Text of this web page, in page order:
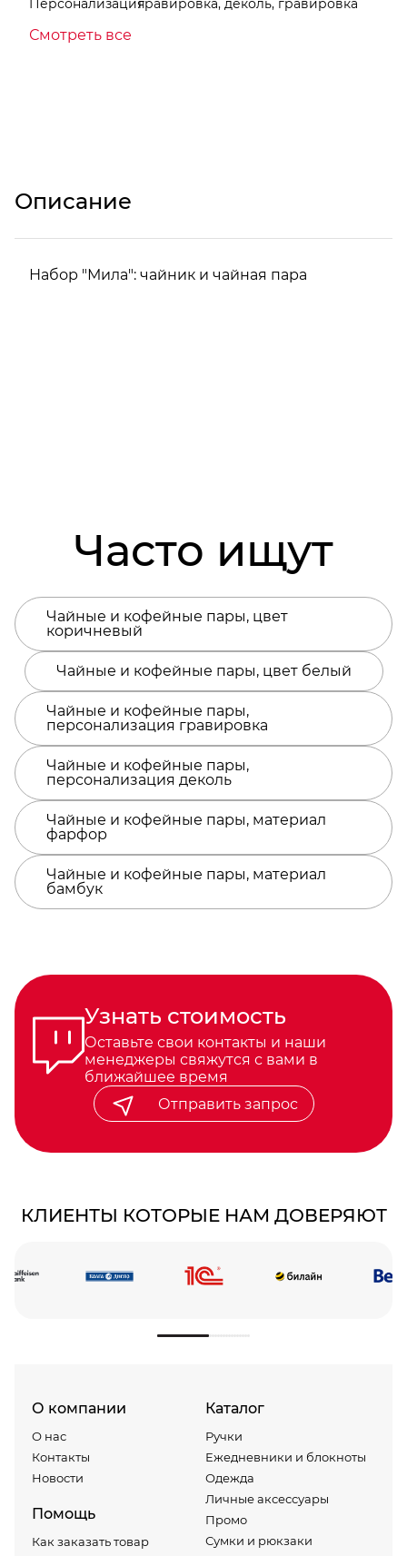
Смотреть все
Описание
Набор "Мила": чайник и чайная пара
Часто ищут
Чайные и кофейные пары, цвет
коричневый
Чайные и кофейные пары, цвет белый
Чайные и кофейные пары,
персонализация гравировка
Чайные и кофейные пары,
персонализация деколь
Чайные и кофейные пары, материал
фарфор
Чайные и кофейные пары, материал
бамбук
Узнать стоимость
Оставьте свои контакты и наши
менеджеры свяжутся с вами в
ближайшее время
Отправить запрос
КЛИЕНТЫ КОТОРЫЕ НАМ ДОВЕРЯЮТ
О компании
О нас
Контакты
Новости
Помощь
Как заказать товар
Каталог
Ручки
Ежедневники и блокноты
Одежда
Личные аксессуары
Промо
Сумки и рюкзаки